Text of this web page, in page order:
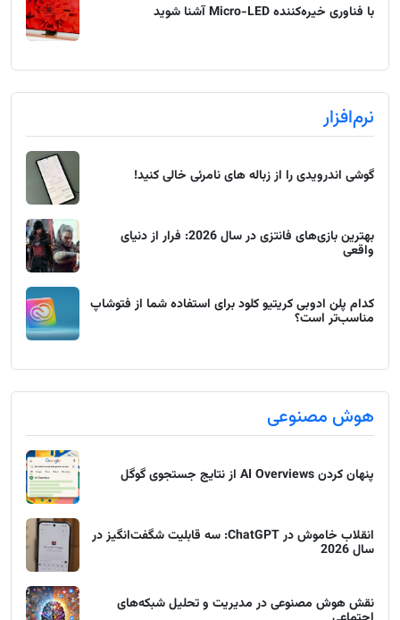
با فناوری خیره‌کننده Micro-LED آشنا شوید
نرم‌افزار
گوشی اندرویدی را از زباله های نامرئی خالی کنید!
بهترین بازی‌های فانتزی در سال 2026: فرار از دنیای
واقعی
کدام پلن ادوبی کریتیو کلود برای استفاده شما از فتوشاپ
مناسب‌تر است؟
هوش مصنوعی
پنهان کردن AI Overviews از نتایج جستجوی گوگل
انقلاب خاموش در ChatGPT: سه قابلیت شگفت‌انگیز در
سال 2026
نقش هوش مصنوعی در مدیریت و تحلیل شبکه‌های